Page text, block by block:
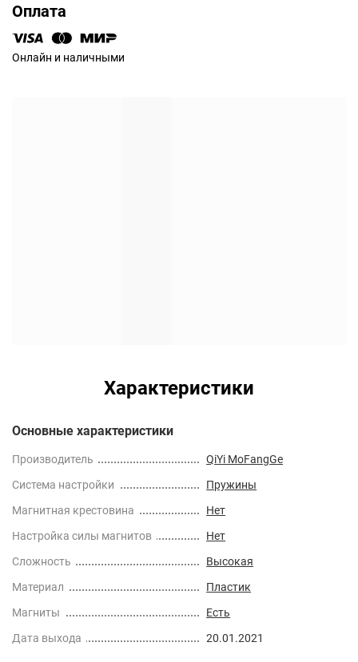
Оплата
Онлайн и наличными
Характеристики
Основные характеристики
Производитель
QiYi MoFangGe
Cистема настройки
Пружины
Магнитная крестовина
Нет
Настройка силы магнитов
Нет
Сложность
Высокая
Материал
Пластик
Магниты
Есть
Дата выхода
20.01.2021